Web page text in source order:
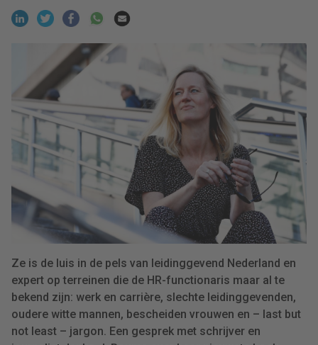
Ze is de luis in de pels van leidinggevend Nederland en
expert op terreinen die de HR-functionaris maar al te
bekend zijn: werk en carrière, slechte leidinggevenden,
oudere witte mannen, bescheiden vrouwen en – last but
not least – jargon. Een gesprek met schrijver en